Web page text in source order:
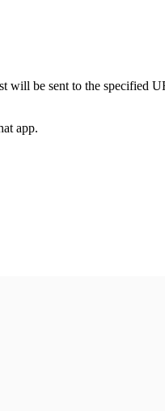
will be sent to the specified
app.